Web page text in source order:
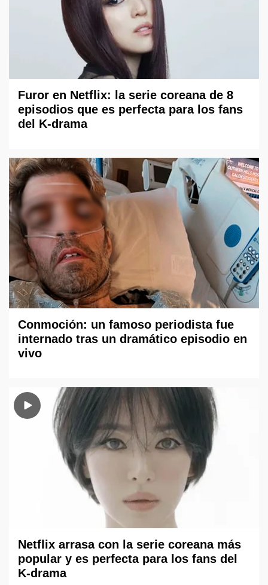
Furor en Netflix: la serie coreana de 8
episodios que es perfecta para los fans
del K-drama
Conmoción: un famoso periodista fue
internado tras un dramático episodio en
vivo
Netflix arrasa con la serie coreana más
popular y es perfecta para los fans del
K-drama